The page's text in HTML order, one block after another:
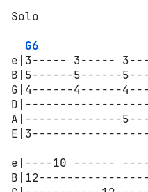
Solo
G6
e|3----- 3-----
B|5------5------
G|4------4------
A|--------------
e|----10 ------